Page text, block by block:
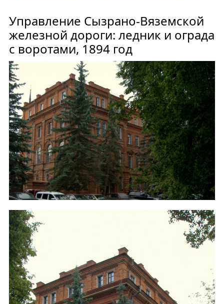
Управление Сызрано-Вяземской
железной дороги: ледник и ограда
с воротами, 1894 год